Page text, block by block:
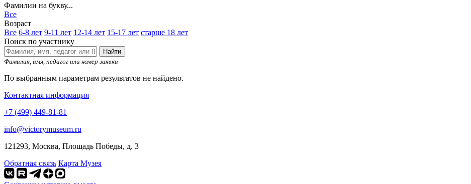
Фамилии на букву...
Все
Возраст
Все 6-8 лет 9-11 лет 12-14 лет 15-17 лет старше 18 лет
Поиск по участнику
Найти
Фамилия, имя, педагог или номер заявки
По выбранным параметрам результатов не найдено.
Контактная информация
+7 (499) 449-81-81
info@victorymuseum.ru
121293, Москва, Площадь Победы, д. 3
Обратная связь Карта Музея